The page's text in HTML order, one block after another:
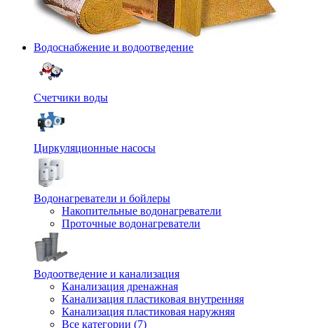
Водоснабжение и водоотведение
Счетчики воды
Циркуляционные насосы
Водонагреватели и бойлеры
Накопительные водонагреватели
Проточные водонагреватели
Водоотведение и канализация
Канализация дренажная
Канализация пластиковая внутренняя
Канализация пластиковая наружняя
Все категории (7)